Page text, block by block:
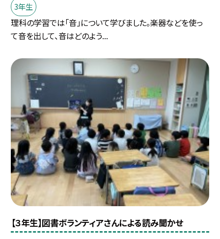
3年生
理科の学習では「音」について学びました。楽器などを使っ
て音を出して、音はどのよう...
【３年生】図書ボランティアさんによる読み聞かせ